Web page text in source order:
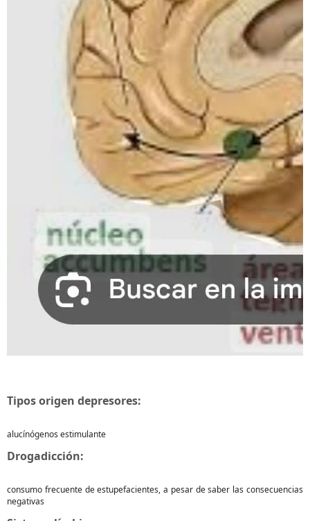
Tipos origen depresores:
alucínógenos estimulante
Drogadicción:
consumo frecuente de estupefacientes, a pesar de saber las consecuencias
negativas